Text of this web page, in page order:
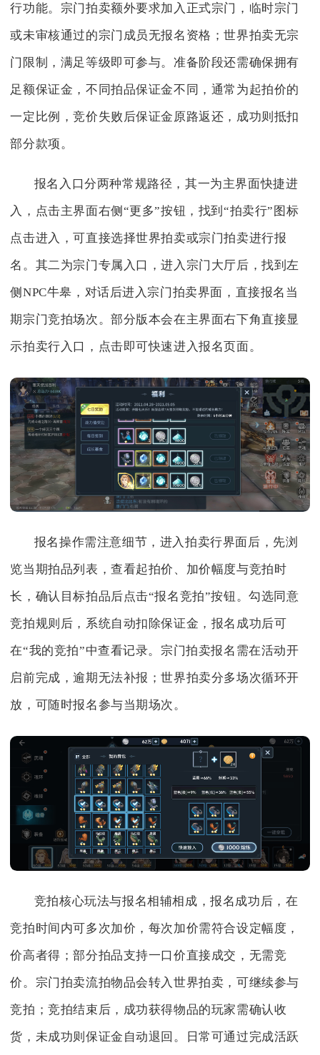
行功能。宗门拍卖额外要求加入正式宗门，临时宗门
或未审核通过的宗门成员无报名资格；世界拍卖无宗
门限制，满足等级即可参与。准备阶段还需确保拥有
足额保证金，不同拍品保证金不同，通常为起拍价的
一定比例，竞价失败后保证金原路返还，成功则抵扣
部分款项。
报名入口分两种常规路径，其一为主界面快捷进
入，点击主界面右侧“更多”按钮，找到“拍卖行”图标
点击进入，可直接选择世界拍卖或宗门拍卖进行报
名。其二为宗门专属入口，进入宗门大厅后，找到左
侧NPC牛皋，对话后进入宗门拍卖界面，直接报名当
期宗门竞拍场次。部分版本会在主界面右下角直接显
示拍卖行入口，点击即可快速进入报名页面。
报名操作需注意细节，进入拍卖行界面后，先浏
览当期拍品列表，查看起拍价、加价幅度与竞拍时
长，确认目标拍品后点击“报名竞拍”按钮。勾选同意
竞拍规则后，系统自动扣除保证金，报名成功后可
在“我的竞拍”中查看记录。宗门拍卖报名需在活动开
启前完成，逾期无法补报；世界拍卖分多场次循环开
放，可随时报名参与当期场次。
竞拍核心玩法与报名相辅相成，报名成功后，在
竞拍时间内可多次加价，每次加价需符合设定幅度，
价高者得；部分拍品支持一口价直接成交，无需竞
价。宗门拍卖流拍物品会转入世界拍卖，可继续参与
竞拍；竞拍结束后，成功获得物品的玩家需确认收
货，未成功则保证金自动退回。日常可通过完成活跃